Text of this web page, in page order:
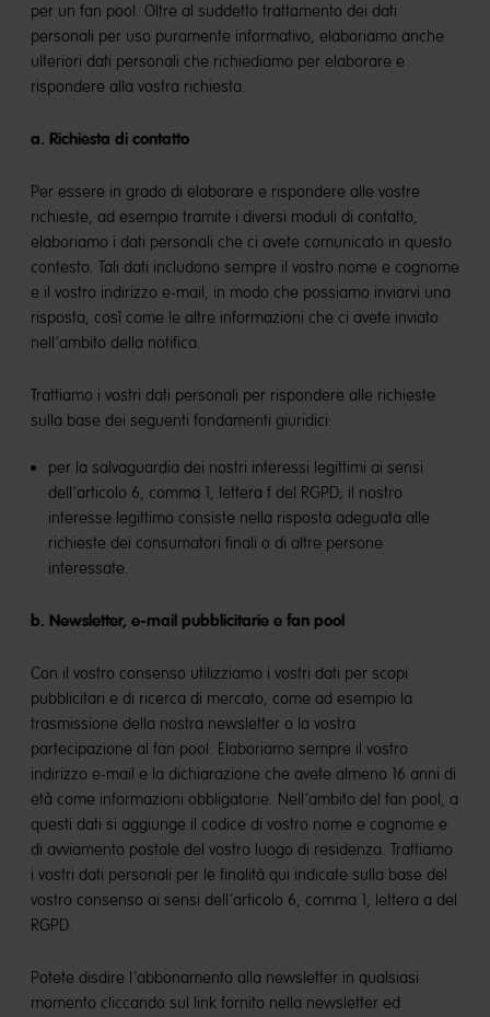
per un fan pool. Oltre al suddetto trattamento dei dati
personali per uso puramente informativo, elaboriamo anche
ulteriori dati personali che richiediamo per elaborare e
rispondere alla vostra richiesta.
a. Richiesta di contatto
Per essere in grado di elaborare e rispondere alle vostre
richieste, ad esempio tramite i diversi moduli di contatto,
elaboriamo i dati personali che ci avete comunicato in questo
contesto. Tali dati includono sempre il vostro nome e cognome
e il vostro indirizzo e-mail, in modo che possiamo inviarvi una
risposta, così come le altre informazioni che ci avete inviato
nell’ambito della notifica.
Trattiamo i vostri dati personali per rispondere alle richieste
sulla base dei seguenti fondamenti giuridici:
per la salvaguardia dei nostri interessi legittimi ai sensi
dell’articolo 6, comma 1, lettera f del RGPD; il nostro
interesse legittimo consiste nella risposta adeguata alle
richieste dei consumatori finali o di altre persone
interessate.
b. Newsletter, e-mail pubblicitarie e fan pool
Con il vostro consenso utilizziamo i vostri dati per scopi
pubblicitari e di ricerca di mercato, come ad esempio la
trasmissione della nostra newsletter o la vostra
partecipazione al fan pool. Elaboriamo sempre il vostro
indirizzo e-mail e la dichiarazione che avete almeno 16 anni di
età come informazioni obbligatorie. Nell’ambito del fan pool, a
questi dati si aggiunge il codice di vostro nome e cognome e
di avviamento postale del vostro luogo di residenza. Trattiamo
i vostri dati personali per le finalità qui indicate sulla base del
vostro consenso ai sensi dell’articolo 6, comma 1, lettera a del
RGPD.
Potete disdire l’abbonamento alla newsletter in qualsiasi
momento cliccando sul link fornito nella newsletter ed